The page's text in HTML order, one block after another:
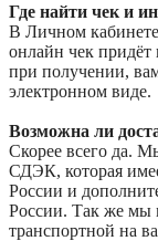
Где найти чек и
В Личном
онлайн чек придёт
при получении,
электронном виде.
Возможна ли
Скорее всего да.
СДЭК, которая
России и
России. Так же мы
транспортной на